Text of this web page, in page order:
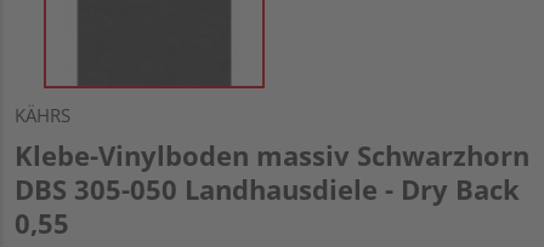
KÄHRS
Klebe-Vinylboden massiv Schwarzhorn
DBS 305-050 Landhausdiele - Dry Back
0,55